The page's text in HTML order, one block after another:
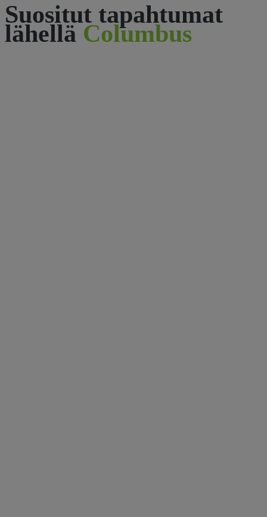
Suositut tapahtumat
lähellä Columbus